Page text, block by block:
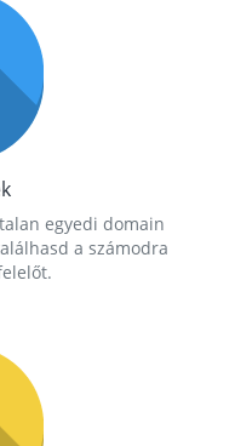
egyedi domain
a számodra